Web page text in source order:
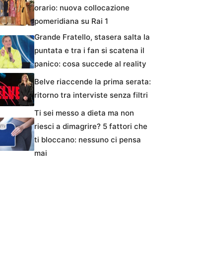
orario: nuova collocazione
pomeridiana su Rai 1
Grande Fratello, stasera salta la
puntata e tra i fan si scatena il
panico: cosa succede al reality
Belve riaccende la prima serata:
ritorno tra interviste senza filtri
Ti sei messo a dieta ma non
riesci a dimagrire? 5 fattori che
ti bloccano: nessuno ci pensa
mai